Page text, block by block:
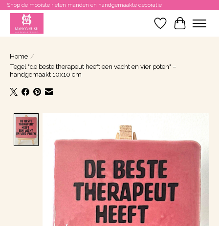
Shop de mooiste rieten manden en handgemaakte decoratie
Verlanglijst
Home /
Tegel "de beste therapeut heeft een vacht en vier poten" –
handgemaakt 10x10 cm